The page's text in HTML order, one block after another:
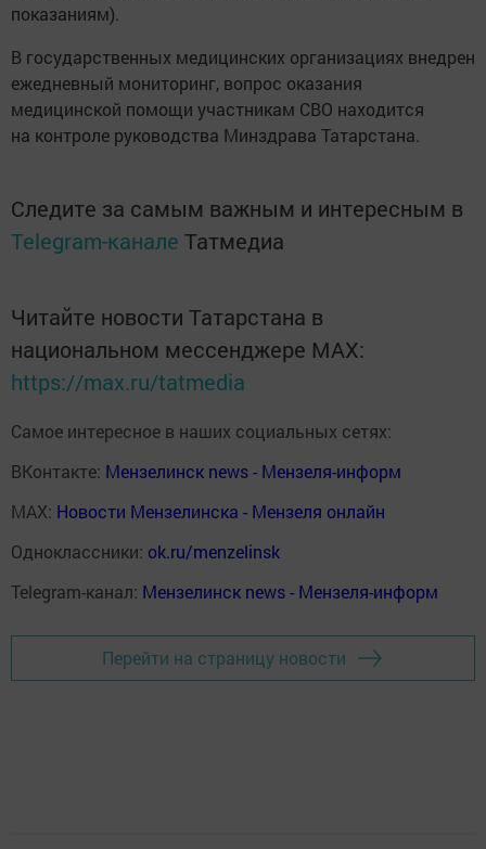
показаниям).
В государственных медицинских организациях внедрен
ежедневный мониторинг, вопрос оказания
медицинской помощи участникам СВО находится
на контроле руководства Минздрава Татарстана.
Следите за самым важным и интересным в
Telegram-канале Татмедиа
Читайте новости Татарстана в
национальном мессенджере MАХ:
https://max.ru/tatmedia
Самое интересное в наших социальных сетях:
ВКонтакте: Мензелинск news - Мензеля-информ
MAX: Новости Мензелинска - Мензеля онлайн
Одноклассники: ok.ru/menzelinsk
Telegram-канал: Мензелинск news - Мензеля-информ
Перейти на страницу новости